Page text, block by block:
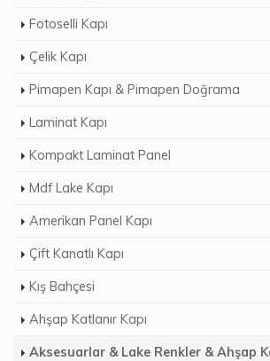
Fotoselli Kapı
Çelik Kapı
Pimapen Kapı & Pimapen Doğrama
Laminat Kapı
Kompakt Laminat Panel
Mdf Lake Kapı
Amerikan Panel Kapı
Çift Kanatlı Kapı
Kış Bahçesi
Ahşap Katlanır Kapı
Aksesuarlar & Lake Renkler & Ahşap